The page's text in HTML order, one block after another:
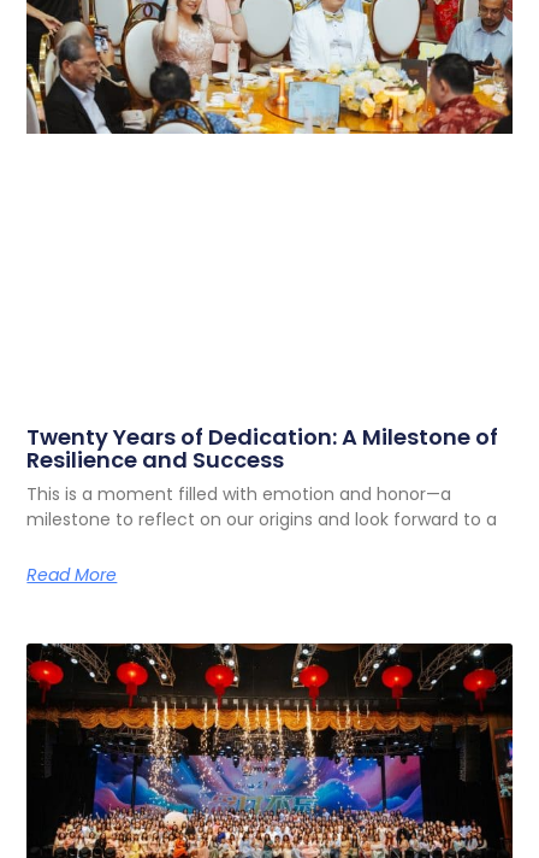
Twenty Years of Dedication: A Milestone of
Resilience and Success
This is a moment filled with emotion and honor—a
milestone to reflect on our origins and look forward to a
Read More